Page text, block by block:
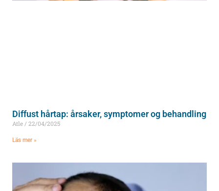
Diffust hårtap: årsaker, symptomer og behandling
Atle 22/04/2025
Läs mer »